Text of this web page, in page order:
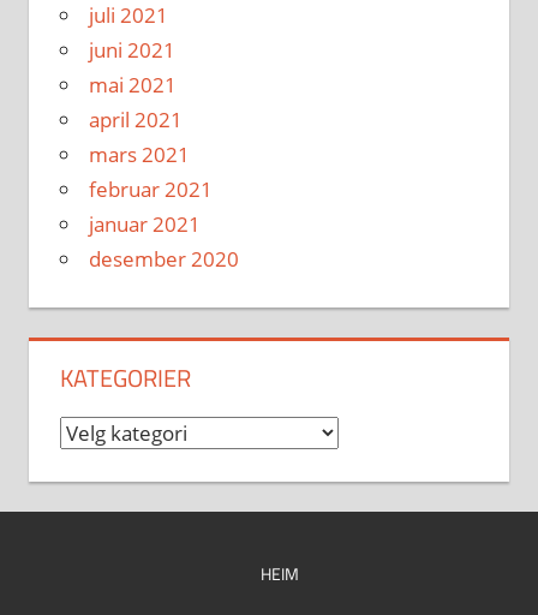
juli 2021
juni 2021
mai 2021
april 2021
mars 2021
februar 2021
januar 2021
desember 2020
KATEGORIER
Kategorier
HEIM